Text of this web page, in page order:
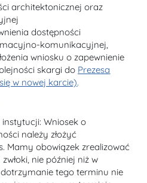
architektonicznej oraz
dostępności
komunikacyjnej,
wniosku o zapewnienie
skargi do Prezesa
w nowej karcie).
instytucji: Wniosek o
należy złożyć
Mamy obowiązek zrealizować
nie później niż w
dotrzymanie tego terminu nie